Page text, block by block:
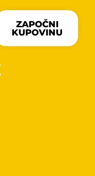
ZAPOČNI
KUPOVINU